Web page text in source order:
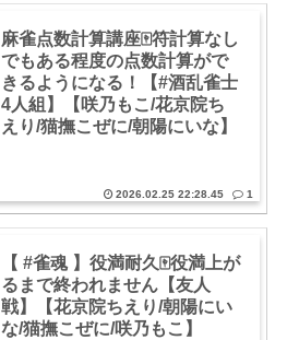
麻雀点数計算講座🀄符計算なし
でもある程度の点数計算がで
きるようになる！【#酒乱雀士
4人組】【咲乃もこ/花京院ち
えり/猫撫こぜに/朝陽にいな】
2026.02.25 22:28.45 1
【 #雀魂 】役満耐久🀄役満上が
るまで終われません【友人
戦】【花京院ちえり/朝陽にい
な/猫撫こぜに/咲乃もこ】